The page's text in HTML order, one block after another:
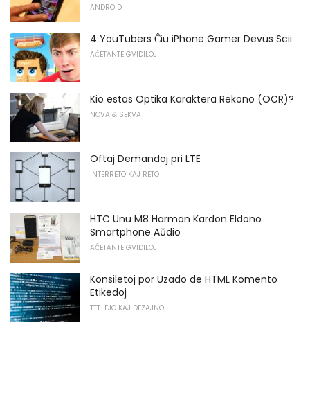
ANDROID
4 YouTubers Ĉiu iPhone Gamer Devus Scii
AĈETANTE GVIDILOJ
Kio estas Optika Karaktera Rekono (OCR)?
NOVA & SEKVA
Oftaj Demandoj pri LTE
INTERRETO KAJ RETO
HTC Unu M8 Harman Kardon Eldono
Smartphone Aŭdio
AĈETANTE GVIDILOJ
Konsiletoj por Uzado de HTML Komento
Etikedoj
TTT-EJO KAJ DEZAJNO